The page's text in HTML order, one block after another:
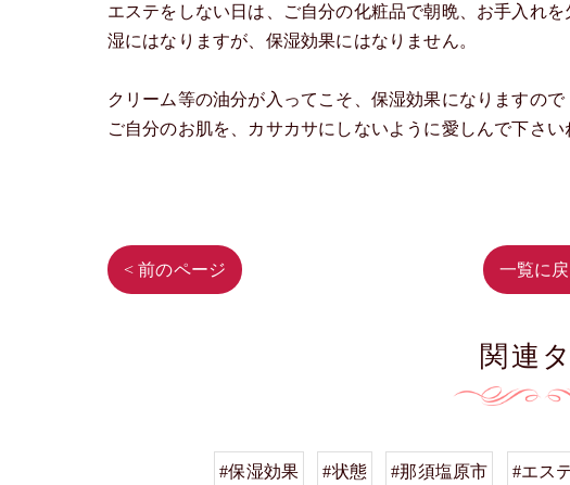
エステをしない日は、ご自分の化粧品で朝晩、お手入れ
湿にはなりますが、保湿効果にはなりません。
クリーム等の油分が入ってこそ、保湿効果になりますの
ご自分のお肌を、カサカサにしないように愛しんで下さい
< 前のページ 一覧に
関連
#保湿効果 #状態 #那須塩原市 #エス